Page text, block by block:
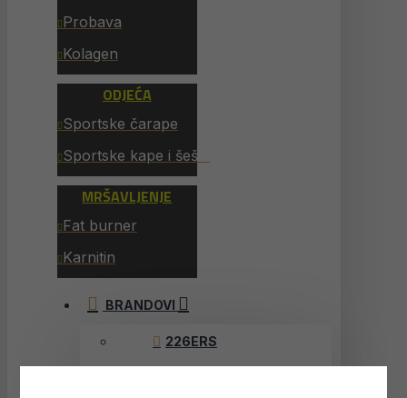
Probava
Kolagen
ODJEĆA
Sportske čarape
Sportske kape i šeširi
MRŠAVLJENJE
Fat burner
Karnitin
BRANDOVI
226ERS